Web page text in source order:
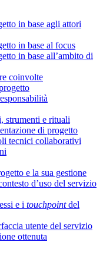
in base agli attori
in base al focus
in base all’ambito di
coinvolte
strumenti e rituali
di progetto
tecnici collaborativi
e la sua gestione
d’uso del servizio
e i touchpointdel
utente del servizio
ottenuta